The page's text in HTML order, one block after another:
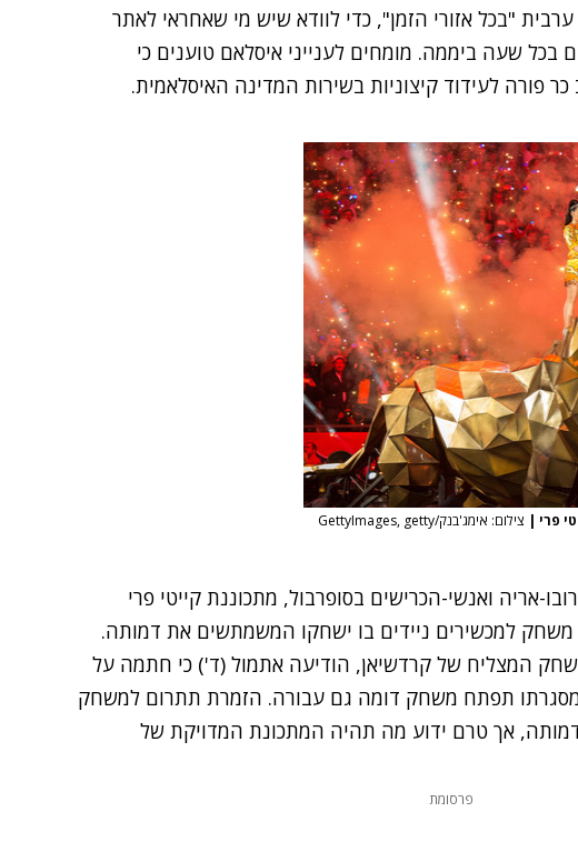
"בכל אזורי הזמן", כדי לוודא שיש מי שאחראי לאתר
בכל שעה ביממה. מומחים לענייני איסלאם טוענים כי
פורה לעידוד קיצוניות בשירות המדינה האיסלאמית.
פרי |
צילום: אימג'בנק/GettyImages, getty
אריה ואנשי-הכרישים בסופרבול, מתכוננת קייטי פרי
למכשירים ניידים בו ישחקו המשמתשים את דמותה.
הודיעה אתמול (ד') כי חתמה על
תפתח משחק דומה גם עבורה. הזמרת תתרום למשחק
אך טרם ידוע מה תהיה המתכונת המדויקת של
פרסומת